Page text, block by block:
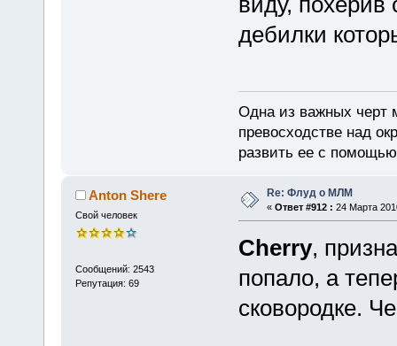
дебилки
Одна из важных черт
превосходстве над
развить ее с
Anton Shere
Свой человек
Сообщений: 2543
Репутация: 69
Re: Флуд о МЛМ
« Ответ #912 : 24 Марта
Cherry,
попало, а
сковородке.